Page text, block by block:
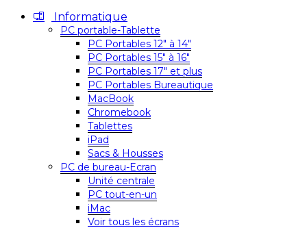
Informatique
PC portable-Tablette
PC Portables 12″ à 14″
PC Portables 15″ à 16″
PC Portables 17″ et plus
PC Portables Bureautique
MacBook
Chromebook
Tablettes
iPad
Sacs & Housses
PC de bureau-Ecran
Unité centrale
PC tout-en-un
iMac
Voir tous les écrans